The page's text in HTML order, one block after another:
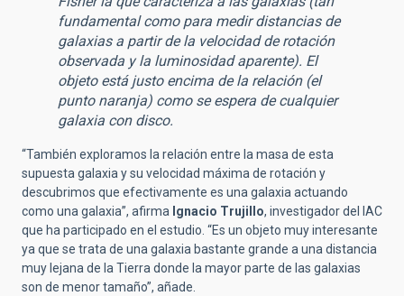
fundamental como para medir distancias de
galaxias a partir de la velocidad de rotación
observada y la luminosidad aparente). El
objeto está justo encima de la relación (el
punto naranja) como se espera de cualquier
galaxia con disco.
“También exploramos la relación entre la masa de esta
supuesta galaxia y su velocidad máxima de rotación y
descubrimos que efectivamente es una galaxia actuando
como una galaxia”, afirma Ignacio Trujillo, investigador del IAC
que ha participado en el estudio. “Es un objeto muy interesante
ya que se trata de una galaxia bastante grande a una distancia
muy lejana de la Tierra donde la mayor parte de las galaxias
son de menor tamaño”, añade.